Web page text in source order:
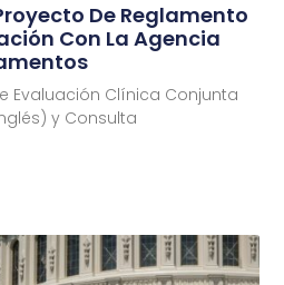
De Reglamento
Con La Agencia
Evaluación Clínica Conjunta
y Consulta